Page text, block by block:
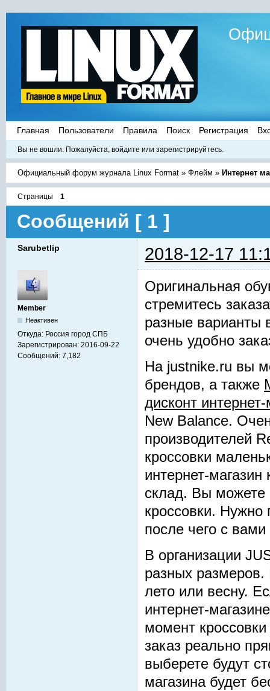
Главная Пользователи Правила Поиск Регистрация
Вы не вошли. Пожалуйста, войдите или зарегистрируйтесь.
Официальный форум журнала Linux Format »Флейм » Интернет
Страницы 1
Сообщений [ 1 ]
Sarubetlip 2018-12-17
Member
Неактивен
Откуда: Россия город СПБ
Зарегистрирован: 2016-09-22
Сообщений: 7,182
Оригинальная
стремитесь
разные варианты
очень удобно
На justnike.ru вы
брендов, а также
дисконт интернет-
New Balance.
производителей
кроссовки
интернет-
склад. Вы можете
кроссовки. Нужно
после чего с
В организации
разных
лето или весну.
интернет-
момент кроссовки
заказ реально
выберете будут
магазина будет